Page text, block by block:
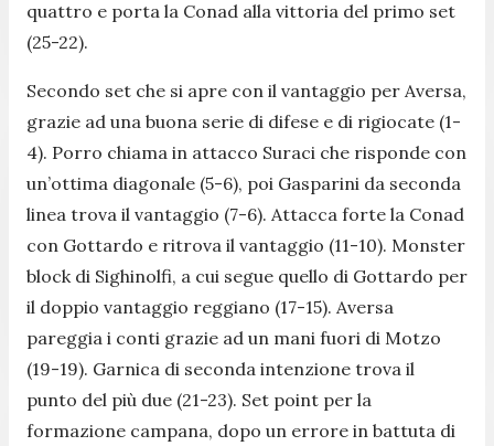
quattro e porta la Conad alla vittoria del primo set
(25-22).
Secondo set che si apre con il vantaggio per Aversa,
grazie ad una buona serie di difese e di rigiocate (1-
4). Porro chiama in attacco Suraci che risponde con
un’ottima diagonale (5-6), poi Gasparini da seconda
linea trova il vantaggio (7-6). Attacca forte la Conad
con Gottardo e ritrova il vantaggio (11-10). Monster
block di Sighinolfi, a cui segue quello di Gottardo per
il doppio vantaggio reggiano (17-15). Aversa
pareggia i conti grazie ad un mani fuori di Motzo
(19-19). Garnica di seconda intenzione trova il
punto del più due (21-23). Set point per la
formazione campana, dopo un errore in battuta di